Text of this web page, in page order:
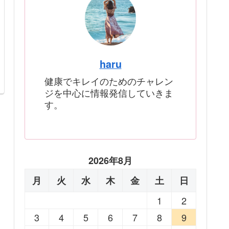
haru
健康でキレイのためのチャレン
ジを中心に情報発信していきま
す。
2026年8月
月
火 水 木 金 土
日
1
2
3
4 5 6 7 8
9